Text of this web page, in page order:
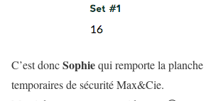
C’est doncSophiequi remporte la planche
temporaires de sécurité Max&Cie.